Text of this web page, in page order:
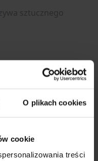
O plikach cookies
cookie
treści
sztucznego
ani ładowarki.